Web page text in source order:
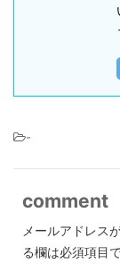
-
comment
メールアドレス
る欄は必須項目